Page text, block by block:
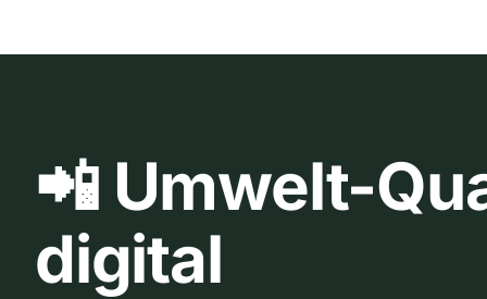
📲 Umwelt-
digital